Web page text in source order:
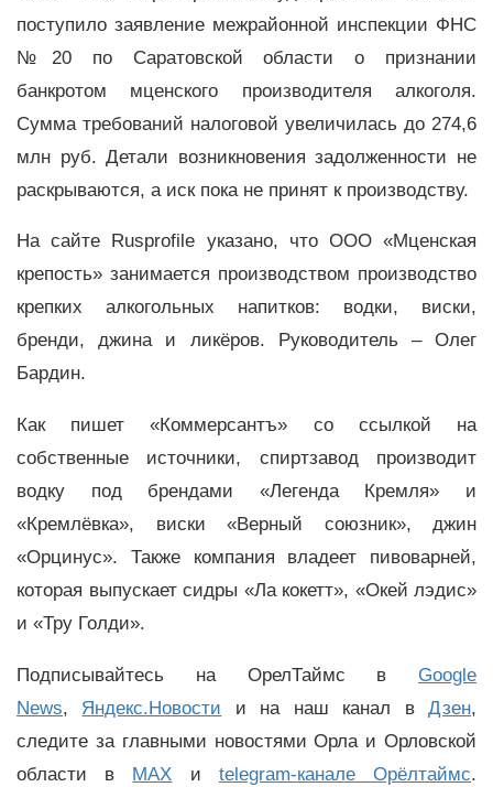
поступило заявление межрайонной инспекции ФНС
№20 по Саратовской области о признании
банкротом мценского производителя алкоголя.
Сумма требований налоговой увеличилась до 274,6
млн руб. Детали возникновения задолженности не
раскрываются, а иск пока не принят к производству.
На сайте Rusprofile указано, что ООО «Мценская
крепость» занимается производством производство
крепких алкогольных напитков: водки, виски,
бренди, джина и ликёров. Руководитель – Олег
Бардин.
Как пишет «Коммерсантъ» со ссылкой на
собственные источники, спиртзавод производит
водку под брендами «Легенда Кремля» и
«Кремлёвка», виски «Верный союзник», джин
«Орцинус». Также компания владеет пивоварней,
которая выпускает сидры «Ла кокетт», «Окей лэдис»
и «Тру Голди».
Подписывайтесь на ОрелТаймс в Google
News, Яндекс.Новости и на наш канал вДзен,
следите за главными новостями Орла и Орловской
области в MAX и telegram-канале Орёлтаймс.